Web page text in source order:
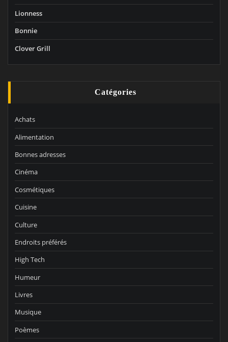
Lionness
Bonnie
Clover Grill
Catégories
Achats
Alimentation
Bonnes adresses
Cinéma
Cosmétiques
Cuisine
Culture
Endroits préférés
High Tech
Humeur
Livres
Musique
Poèmes